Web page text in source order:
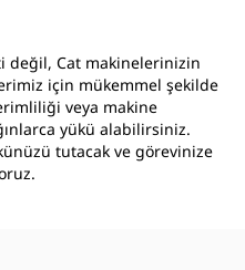
değil, Cat makinelerinizin
için mükemmel şekilde
veya makine
yükü alabilirsiniz.
tutacak ve görevinize